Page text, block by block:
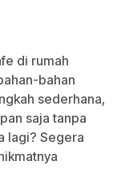
di rumah
bahan
sederhana,
saja tanpa
lagi? Segera